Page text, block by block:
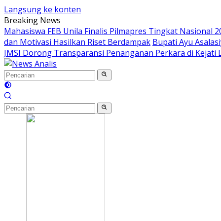
Langsung ke konten
Breaking News
Mahasiswa FEB Unila Finalis Pilmapres Tingkat Nasional
dan Motivasi Hasilkan Riset Berdampak Bupati Ayu
JMSI Dorong Transparansi Penanganan Perkara di Kejati